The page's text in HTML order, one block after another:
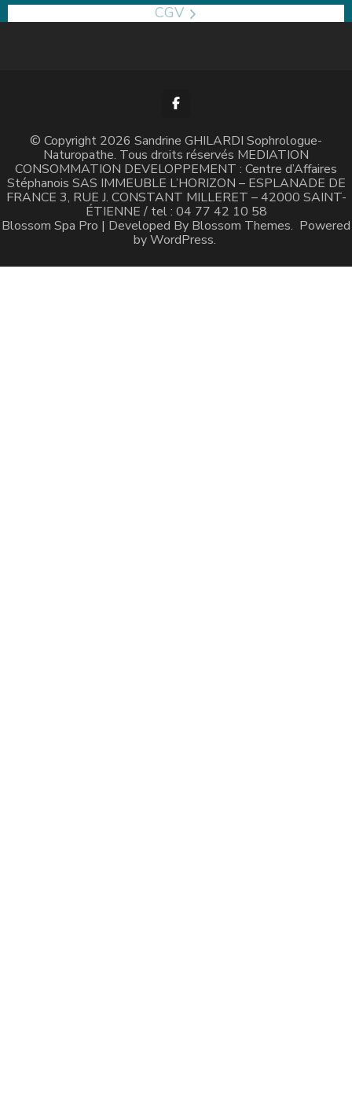
CGV
© Copyright 2026 Sandrine GHILARDI Sophrologue-
Naturopathe. Tous droits réservés MEDIATION
CONSOMMATION DEVELOPPEMENT : Centre d’Affaires
Stéphanois SAS IMMEUBLE L’HORIZON – ESPLANADE DE
FRANCE 3, RUE J. CONSTANT MILLERET – 42000 SAINT-
ÉTIENNE / tel : 04 77 42 10 58
Blossom Spa Pro | Developed By Blossom Themes. Powered
byWordPress.